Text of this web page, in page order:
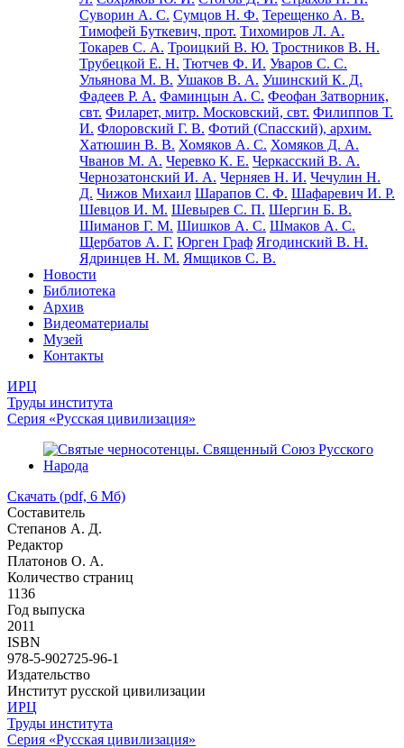
Суворин А. С. Сумцов Н. Ф. Терещенко А. В.
Тимофей Буткевич, прот. Тихомиров Л. А.
Токарев С. А. Троицкий В. Ю. Тростников В. Н.
Трубецкой Е. Н. Тютчев Ф. И. Уваров С. С.
Ульянова М. В. Ушаков В. А. Ушинский К. Д.
Фадеев Р. А. Фаминцын А. С. Феофан Затворник,
свт. Филарет, митр. Московский, свт. Филиппов Т.
И. Флоровский Г. В. Фотий (Спасский), архим.
Хатюшин В. В. Хомяков А. С. Хомяков Д. А.
Чванов М. А. Черевко К. Е. Черкасский В. А.
Чернозатонский И. А. Черняев Н. И. Чечулин Н.
Д. Чижов Михаил Шарапов С. Ф. Шафаревич И. Р.
Шевцов И. М. Шевырев С. П. Шергин Б. В.
Шиманов Г. М. Шишков А. С. Шмаков А. С.
Щербатов А. Г. Юрген Граф Ягодинский В. Н.
Ядринцев Н. М. Ямщиков С. В.
Новости
Библиотека
Архив
Видеоматериалы
Музей
Контакты
ИРЦ
Труды института
Серия «Русская цивилизация»
Скачать (pdf, 6 Мб)
Составитель
Степанов А. Д.
Редактор
Платонов О. А.
Количество страниц
1136
Год выпуска
2011
ISBN
978-5-902725-96-1
Издательство
Институт русской цивилизации
ИРЦ
Труды института
Серия «Русская цивилизация»